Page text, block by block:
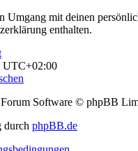
Umgang mit deinen
enthalten.
UTC+02:00
Software © phpBB
durch phpBB.de